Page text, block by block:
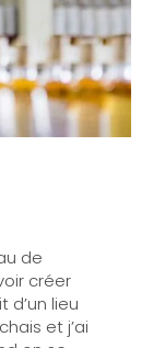
de
créer
d’un lieu
et j’ai